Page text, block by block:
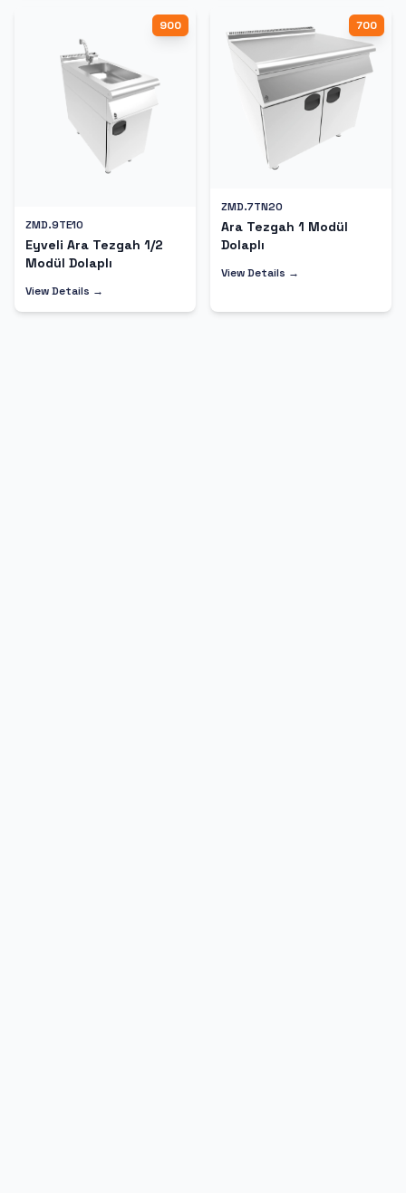
900
ZMD.9TE10
Eyveli Ara Tezgah 1/2
Modül Dolaplı
View Details →
700
ZMD.7TN20
Ara Tezgah 1 Modül
Dolaplı
View Details →